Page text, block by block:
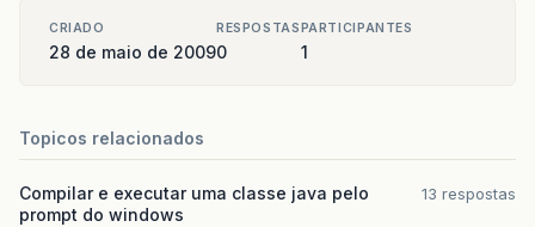
CRIADO
28 de maio de 2009
RESPOSTAS
0
PARTICIPANTES
1
Topicos relacionados
Compilar e executar uma classe java pelo
prompt do windows
13 respostas